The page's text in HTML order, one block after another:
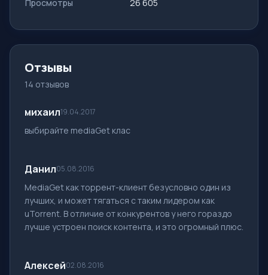
Просмотры 26 605
Отзывы
14 отзывов
михаил19.04.2017
выбирайте mediaGet клас
Данил05.08.2016
MediaGet как торрент-клиент безусловно один из
лучших, и может тягаться с таким лидером как
uTorrent. В отличие от конкурентов у него гораздо
лучше устроен поиск контента, и это огромный плюс.
Алексей02.08.2016